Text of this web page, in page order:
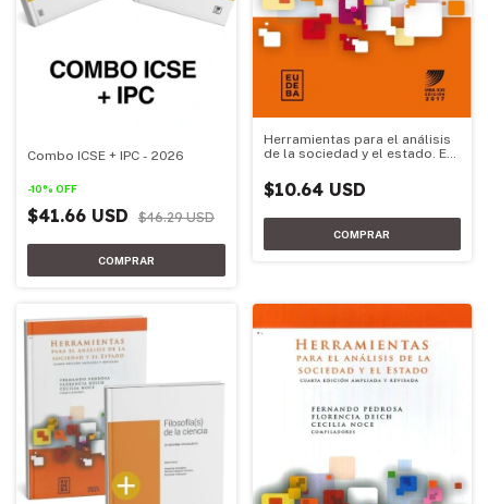
Combo ICSE + IPC - 2026
-10% OFF
$41.66 USD $46.29 USD
Herramientas para el análisis
de la sociedad y el estado. Ed.
$10.64 USD